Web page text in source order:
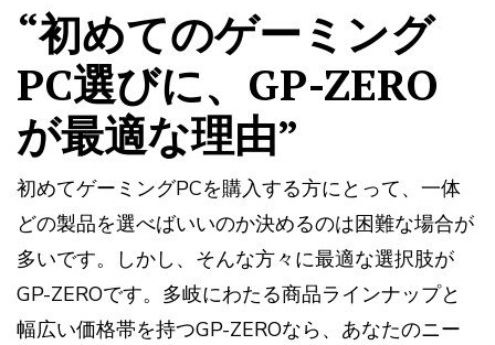
“初めてのゲーミング
PC選びに、GP-ZERO
が最適な理由”
初めてゲーミングPCを購入する方にとって、一体
どの製品を選べばいいのか決めるのは困難な場合が
多いです。しかし、そんな方々に最適な選択肢が
GP-ZEROです。多岐にわたる商品ラインナップと
幅広い価格帯を持つGP-ZEROなら、あなたのニー